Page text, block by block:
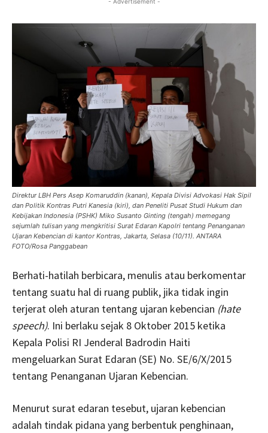
- Advertisement -
Direktur LBH Pers Asep Komaruddin (kanan), Kepala Divisi Advokasi Hak Sipil
dan Politik Kontras Putri Kanesia (kiri), dan Peneliti Pusat Studi Hukum dan
Kebijakan Indonesia (PSHK) Miko Susanto Ginting (tengah) memegang
sejumlah tulisan yang mengkritisi Surat Edaran Kapolri tentang Penanganan
Ujaran Kebencian di kantor Kontras, Jakarta, Selasa (10/11). ANTARA
FOTO/Rosa Panggabean
Berhati-hatilah berbicara, menulis atau berkomentar
tentang suatu hal di ruang publik, jika tidak ingin
terjerat oleh aturan tentang ujaran kebencian (hate
speech). Ini berlaku sejak 8 Oktober 2015 ketika
Kepala Polisi RI Jenderal Badrodin Haiti
mengeluarkan Surat Edaran (SE) No. SE/6/X/2015
tentang Penanganan Ujaran Kebencian.
Menurut surat edaran tesebut, ujaran kebencian
adalah tindak pidana yang berbentuk penghinaan,